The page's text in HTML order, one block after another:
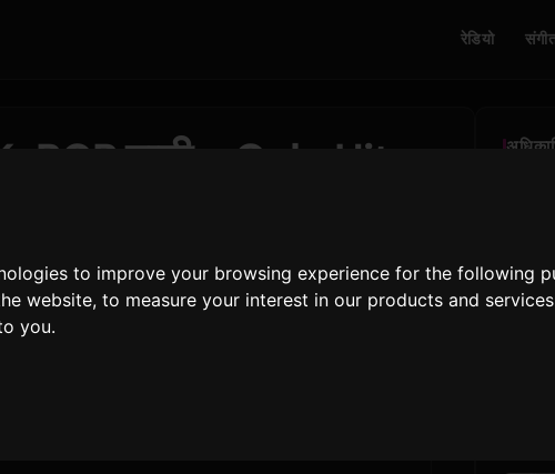
to improve your browsing experience for the following
website,to measure your interest in our products and
you.
रेडियो
POP गाणी - Only Hits
आहे कारण
पदार्पण